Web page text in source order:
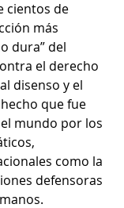
cientos de
más
dura” del
el derecho
disenso y el
que fue
mundo por los
como la
defensoras